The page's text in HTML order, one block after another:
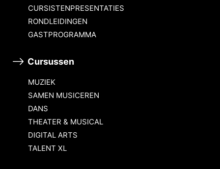
CURSISTENPRESENTATIES
RONDLEIDINGEN
GASTPROGRAMMA
Cursussen
MUZIEK
SAMEN MUSICEREN
DANS
THEATER & MUSICAL
DIGITAL ARTS
TALENT XL